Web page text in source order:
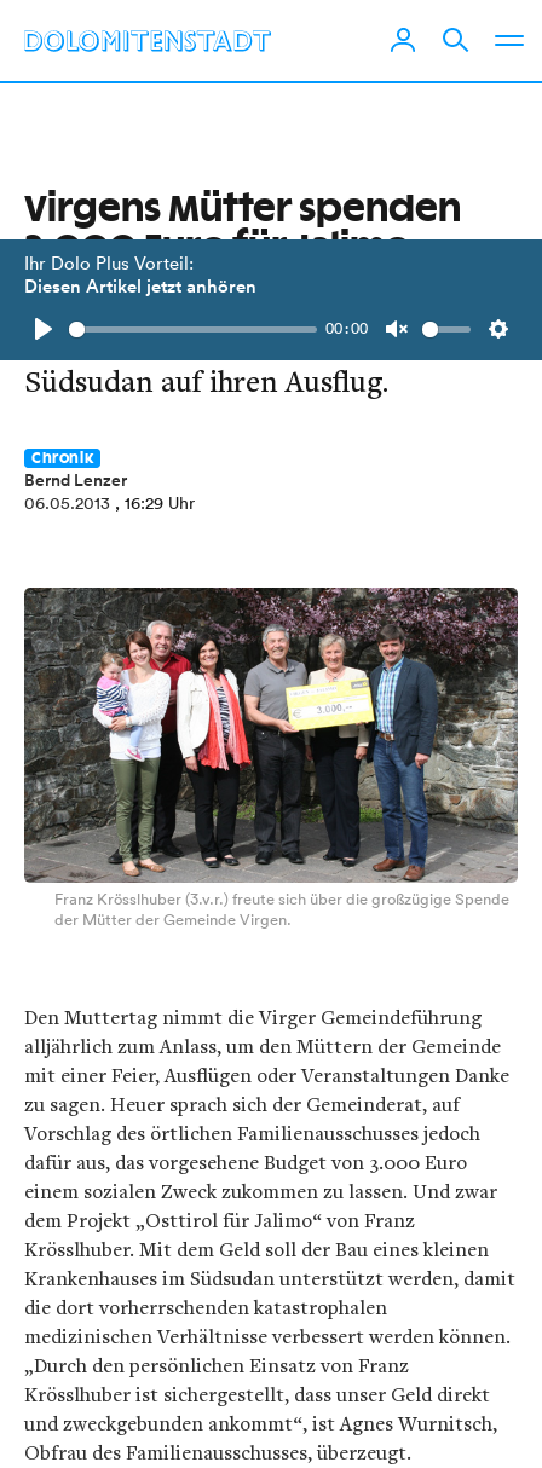
Ihr Dolo Plus Vorteil:
Diesen Artikel jetzt anhören
Play
00:00
Unmute
Virgens Mütter spenden
3.000 Euro für Jalimo
Virgens Mütter verzichten für den
Bau eines Krankenhauses im
Südsudan auf ihren Ausflug.
Chronik
Bernd Lenzer
06.05.2013 , 16:29 Uhr
Franz Krösslhuber (3.v.r.) freute sich über die großzügige Spende
der Mütter der Gemeinde Virgen.
Den Muttertag nimmt die Virger Gemeindeführung
alljährlich zum Anlass, um den Müttern der Gemeinde
mit einer Feier, Ausflügen oder Veranstaltungen Danke
zu sagen. Heuer sprach sich der Gemeinderat, auf
Vorschlag des örtlichen Familienausschusses jedoch
dafür aus, das vorgesehene Budget von 3.000 Euro
einem sozialen Zweck zukommen zu lassen. Und zwar
dem Projekt „Osttirol für Jalimo“ von Franz
Krösslhuber. Mit dem Geld soll der Bau eines kleinen
Krankenhauses im Südsudan unterstützt werden, damit
die dort vorherrschenden katastrophalen
medizinischen Verhältnisse verbessert werden können.
„Durch den persönlichen Einsatz von Franz
Krösslhuber ist sichergestellt, dass unser Geld direkt
und zweckgebunden ankommt“, ist Agnes Wurnitsch,
Obfrau des Familienausschusses, überzeugt.